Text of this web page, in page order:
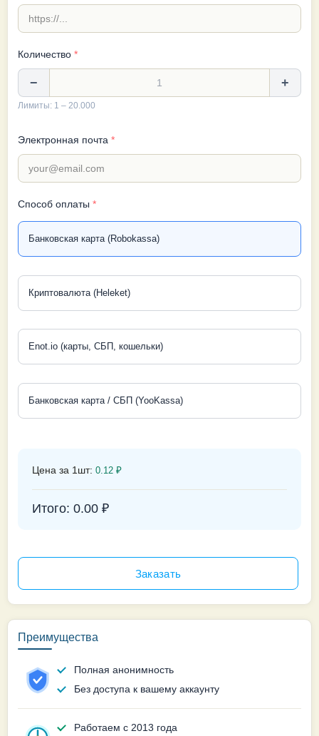
Количество *
− +
Лимиты: 1 – 20.000
Электронная почта *
Способ оплаты *
Банковская карта (Robokassa)
Криптовалюта (Heleket)
Enot.io (карты, СБП, кошельки)
Банковская карта / СБП (YooKassa)
Цена за 1шт: 0.12 ₽
Итого: 0.00 ₽
Преимущества
Полная анонимность
Без доступа к вашему аккаунту
Работаем с 2013 года